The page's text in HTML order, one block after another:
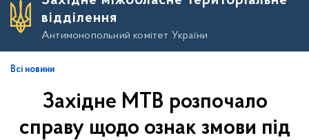
о
о
в
відділення
Антимонопольний комітет України
Всі новини
Західне МТВ розпочало
справу щодо ознак змови під